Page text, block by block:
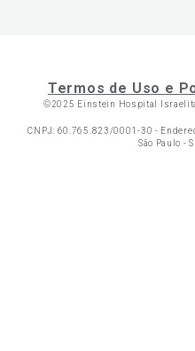
Termos de Uso e
©2025 Einstein Hospital
CNPJ: 60.765.823/0001-30 -
São Paulo -